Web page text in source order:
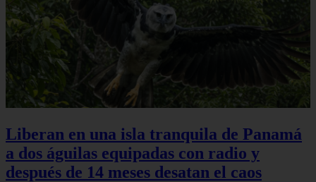
Liberan en una isla tranquila de Panamá
a dos águilas equipadas con radio y
después de 14 meses desatan el caos